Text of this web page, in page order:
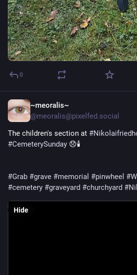
0
~meoralis~
@meoralis@pixelfed.social
The children's section at
#CemeterySunday 😞🕯️
#Grab #grave #memorial #pinwheel
#cemetery #graveyard #churchyard
Hide